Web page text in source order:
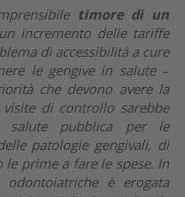
timore di un
incremento delle tariffe
di accessibilità a cure
le gengive in salute–
che devono avere la
visite di controllo sarebbe
pubblica per le
patologie gengivali, di
prime a fare le spese. In
è erogata